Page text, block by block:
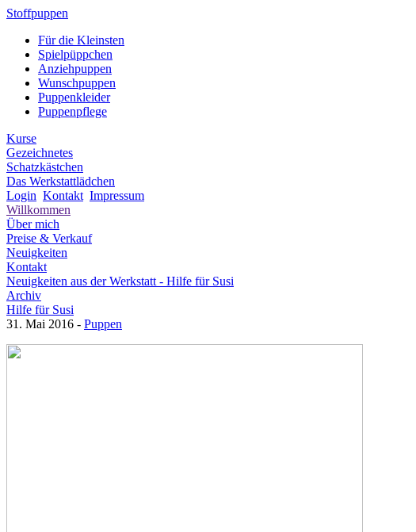
Stoffpuppen
Für die Kleinsten
Spielpüppchen
Anziehpuppen
Wunschpuppen
Puppenkleider
Puppenpflege
Kurse
Gezeichnetes
Schatzkästchen
Das Werkstattlädchen
Login Kontakt Impressum
Willkommen
Über mich
Preise & Verkauf
Neuigkeiten
Kontakt
Neuigkeiten aus der Werkstatt - Hilfe für Susi
Archiv
Hilfe für Susi
31. Mai 2016 - Puppen